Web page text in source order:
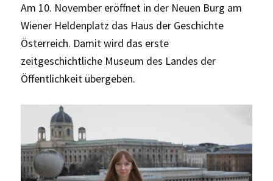
Am 10. November eröffnet in der Neuen Burg am
Wiener Heldenplatz das Haus der Geschichte
Österreich. Damit wird das erste
zeitgeschichtliche Museum des Landes der
Öffentlichkeit übergeben.